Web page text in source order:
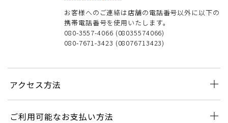
お客様へのご連絡は店舗の電話番号以外に以下の
携帯電話番号を使用いたします。
080-3557-4066 (08035574066)
080-7671-3423 (08076713423)
アクセス方法
ご利用可能なお支払い方法